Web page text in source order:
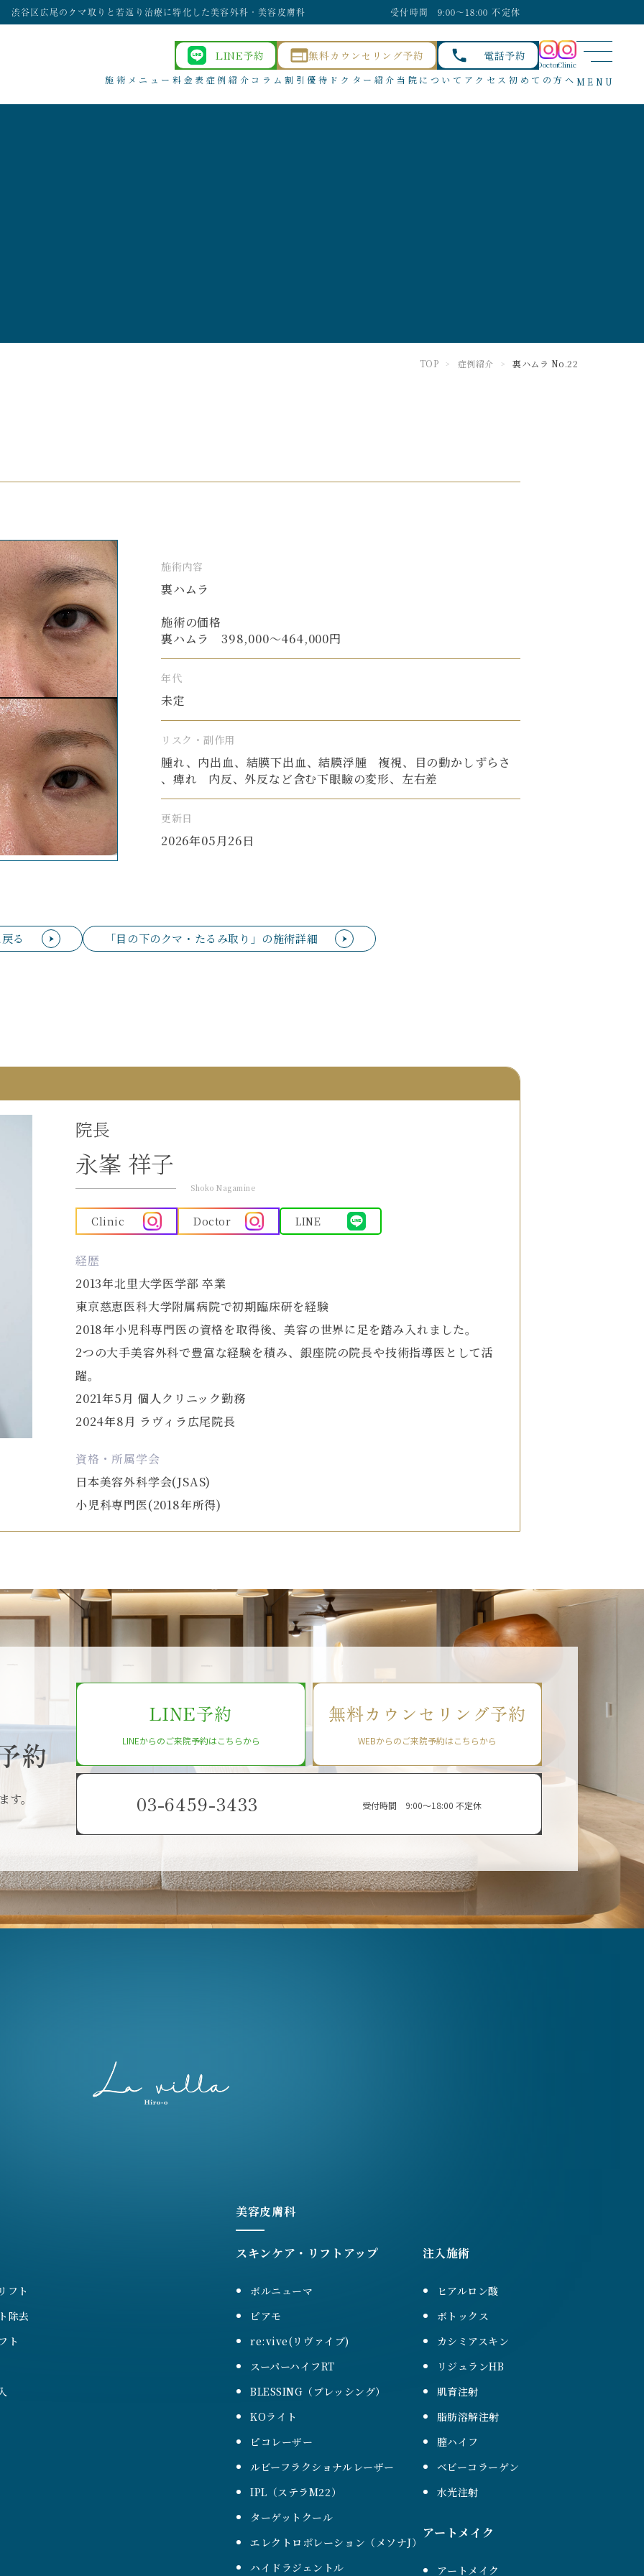
渋谷区広尾のクマ取りと若返り治療に特化した美容外科・美容皮膚科 受付時間 9:00〜18:00 不定休
LINE予約 無料カウンセリング予約 電話予約
DoctorClinic
施術メニュー 料金表 症例紹介 コラム 割引優待 ドクター紹介 当院について アクセス 初めての方へ MENU
TOP > 症例紹介 > 裏ハムラ No.22
施術内容
裏ハムラ
施術の価格
裏ハムラ 398,000〜464,000円
年代
未定
リスク・副作用
腫れ、内出血、結膜下出血、結膜浮腫 複視、目の動かしずらさ
、痺れ 内反、外反など含む下眼瞼の変形、左右差
更新日
2026年05月26日
る 「目の下のクマ・たるみ取り」の施術詳細
院長
永峯 祥子
Shoko Nagamine
Clinic Doctor LINE
経歴
2013年北里大学医学部 卒業
東京慈恵医科大学附属病院で初期臨床研を経験
2018年小児科専門医の資格を取得後、美容の世界に足を踏み入れました。
2つの大手美容外科で豊富な経験を積み、銀座院の院長や技術指導医として活
躍。
2021年5月 個人クリニック勤務
2024年8月 ラヴィラ広尾院長
資格・所属学会
日本美容外科学会(JSAS)
小児科専門医(2018年所得)
約
。
LINE予約
LINEからのご来院予約はこちらから
無料カウンセリング予約
WEBからのご来院予約はこちらから
03-6459-3433 受付時間 9:00〜18:00 不定休
フト
除去
ト
美容皮膚科
スキンケア・リフトアップ
ボルニューマ
ピアモ
re:vive(リヴァイブ)
スーパーハイフRT
BLESSING（ブレッシング）
KOライト
ピコレーザー
ルビーフラクショナルレーザー
IPL（ステラM22）
ターゲットクール
エレクトロポレーション（メソナJ）
ハイドラジェントル
注入施術
ヒアルロン酸
ボトックス
カシミアスキン
リジュランHB
肌育注射
脂肪溶解注射
膣ハイフ
ベビーコラーゲン
水光注射
アートメイク
アートメイク